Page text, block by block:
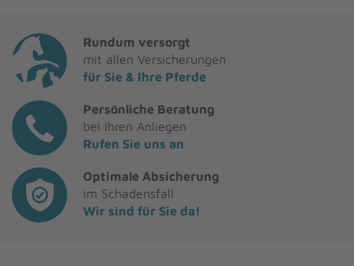
Rundum versorgt
mit allen Versicherungen
für Sie & Ihre Pferde
Persönliche Beratung
bei Ihren Anliegen
Rufen Sie uns an
Optimale Absicherung
im Schadensfall
Wir sind für Sie da!